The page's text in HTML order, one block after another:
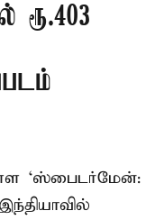
ரூ.403
‘ஸ்பைடர்மேன்: